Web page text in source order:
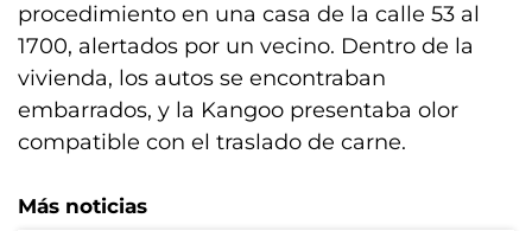
procedimiento en una casa de la calle 53 al
1700, alertados por un vecino. Dentro de la
vivienda, los autos se encontraban
embarrados, y la Kangoo presentaba olor
compatible con el traslado de carne.
Más noticias